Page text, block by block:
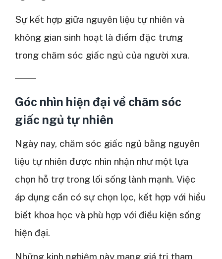
Sự kết hợp giữa nguyên liệu tự nhiên và
không gian sinh hoạt là điểm đặc trưng
trong chăm sóc giấc ngủ của người xưa.
Góc nhìn hiện đại về chăm sóc
giấc ngủ tự nhiên
Ngày nay, chăm sóc giấc ngủ bằng nguyên
liệu tự nhiên được nhìn nhận như một lựa
chọn hỗ trợ trong lối sống lành mạnh. Việc
áp dụng cần có sự chọn lọc, kết hợp với hiểu
biết khoa học và phù hợp với điều kiện sống
hiện đại.
Những kinh nghiệm này mang giá trị tham